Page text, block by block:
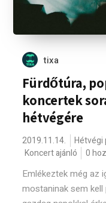
tixa
Fürdőtúra,
koncertek
hétvégére
2019.11.14. Hétvégi
Koncert ajánló
0
Emlékeztek még az
mostaninak sem